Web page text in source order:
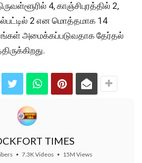
4, காஞ்சிபுரத்தில் 2,
2 என மொத்தமாக 14
அமைக்கப்படுவதாக தேர்தல்
TIMES
• 7.3K Videos • 15M Views